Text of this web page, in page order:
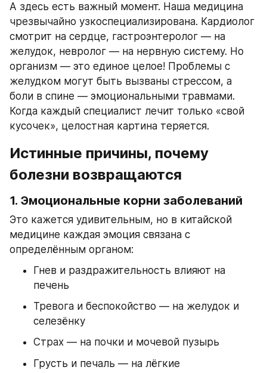
А здесь есть важный момент. Наша медицина
чрезвычайно узкоспециализирована. Кардиолог
смотрит на сердце, гастроэнтеролог — на
желудок, невролог — на нервную систему. Но
организм — это единое целое! Проблемы с
желудком могут быть вызваны стрессом, а
боли в спине — эмоциональными травмами.
Когда каждый специалист лечит только «свой
кусочек», целостная картина теряется.
Истинные причины, почему
болезни возвращаются
1. Эмоциональные корни заболеваний
Это кажется удивительным, но в китайской
медицине каждая эмоция связана с
определённым органом:
Гнев и раздражительность влияют на
печень
Тревога и беспокойство — на желудок и
селезёнку
Страх — на почки и мочевой пузырь
Грусть и печаль — на лёгкие